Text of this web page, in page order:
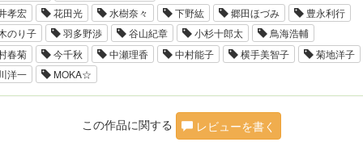
孝宏
花田光 水樹奈々 下野紘 郷田ほづみ
豊永利行
のり子
羽多野渉 谷山紀章 小杉十郎太
鳥海浩輔
春菊
今千秋 中瀬理香 中村能子 横手美智子
菊地洋子
洋一
MOKA☆
この作品に関する レビューを書く